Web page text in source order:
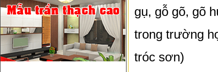
gụ, gỗ gõ, gõ
trong trường
tróc sơn)